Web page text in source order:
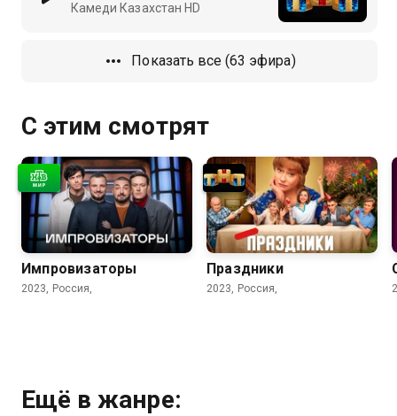
Камеди Казахстан HD
Показать все (63 эфира)
С этим смотрят
Импровизаторы
2023, Россия,
Праздники
2023, Россия,
Ещё в жанре: